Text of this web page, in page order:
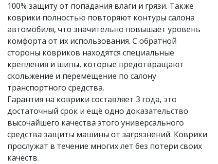
100% защиту от попадания влаги и грязи. Также
коврики полностью повторяют контуры салона
автомобиля, что значительно повышает уровень
комфорта от их использования. С обратной
стороны ковриков находятся специальные
крепления и шипы, которые предотвращают
скольжение и перемещение по салону
транспортного средства.
Гарантия на коврики составляет 3 года, это
достаточный срок и ещё одно доказательство
высочайшего качества этого универсального
средства защиты машины от загрязнений. Коврики
прослужат в течение​ многих лет без потери своих
качеств.